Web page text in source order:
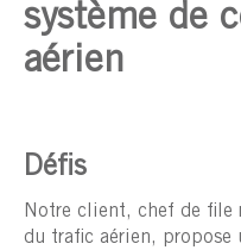
système de
aérien
Défis
Notre client, chef de file
du trafic aérien, propose